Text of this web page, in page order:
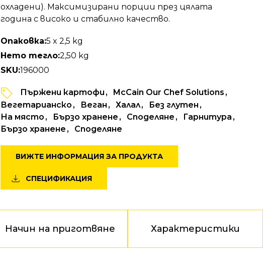
охладени). Максимизирани порции през цялата
година с високо и стабилно качество.
Опаковка:5 x 2,5 kg
Нето тегло:2,50 kg
SKU:196000
Пържени картофи
McCain Our Chef Solutions
Вегетарианско
Веган Халал
Без глутен
На място
Бързо хранене Споделяне
Гарнитура
Бързо хранене
Споделяне
ВИЖТЕ ИНФОРМАЦИЯ ЗА ПРОДУКТА
СПЕЦИФИКАЦИЯ
Начин на приготвяне Характеристики